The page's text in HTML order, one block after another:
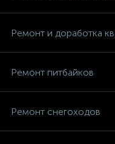
Ремонт и доработка
Ремонт питбайков
Ремонт снегоходов